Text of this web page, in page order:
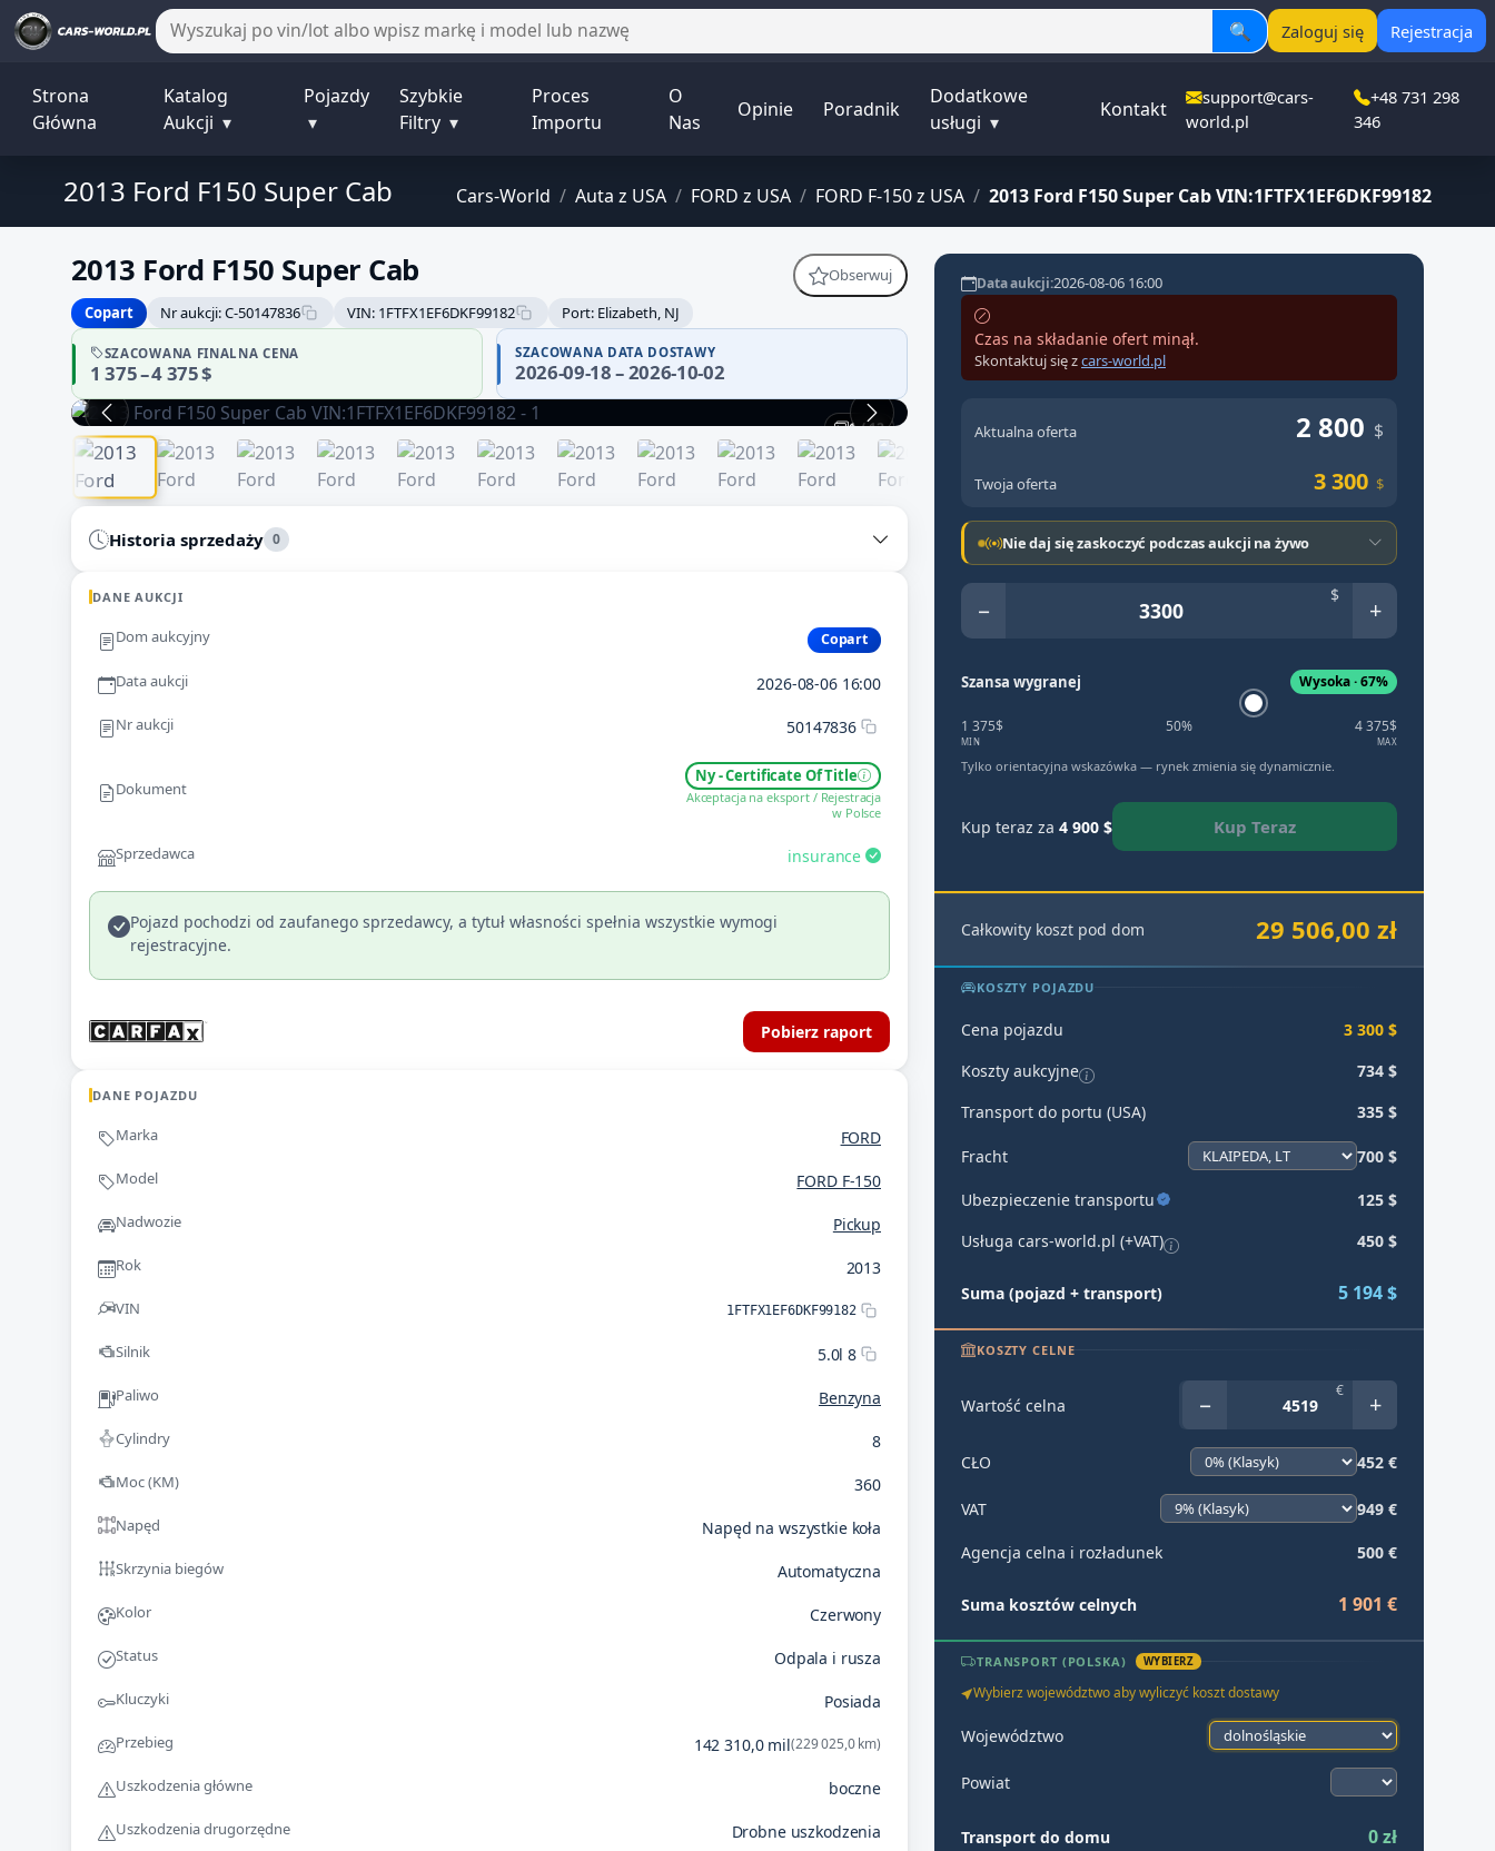
🔍 Zaloguj się Rejestracja
Strona
Główna
Katalog
Aukcji ▾
Pojazdy
▾
Szybkie
Filtry ▾
Proces
Importu
O
Nas
Opinie Poradnik
Dodatkowe
usługi ▾
Kontakt
support@cars-
world.pl
+48 731 298
346
Cars-World / Auta z USA / FORD z USA / FORD F-150 z USA / 2013 Ford F150 Super Cab VIN:1FTFX1EF6DKF99182
2013 Ford F150 Super Cab
2013 Ford F150 Super Cab
Obserwuj
Copart
Nr aukcji: C-50147836 VIN: 1FTFX1EF6DKF99182 Port: Elizabeth, NJ
SZACOWANA FINALNA CENA
1 375 – 4 375 $
SZACOWANA DATA DOSTAWY
2026-09-18 – 2026-10-02
1 / 12
Historia sprzedaży 0
DANE AUKCJI
Dom aukcyjny Copart
Data aukcji 2026-08-06 16:00
Nr aukcji 50147836
Dokument
Ny - Certificate Of Title
Akceptacja na eksport / Rejestracja
w Polsce
Sprzedawca insurance
Pojazd pochodzi od zaufanego sprzedawcy, a tytuł własności spełnia wszystkie wymogi
rejestracyjne.
Pobierz raport
DANE POJAZDU
Marka FORD
Model FORD F-150
Nadwozie Pickup
Rok 2013
VIN 1FTFX1EF6DKF99182
Silnik 5.0l 8
Paliwo Benzyna
Cylindry 8
Moc (KM) 360
Napęd Napęd na wszystkie koła
Skrzynia biegów Automatyczna
Kolor Czerwony
Status Odpala i rusza
Kluczyki Posiada
Przebieg 142 310,0 mil(229 025,0 km)
Uszkodzenia główne boczne
Uszkodzenia drugorzędne Drobne uszkodzenia
Data aukcji:2026-08-06 16:00
Czas na składanie ofert minął.
Skontaktuj się zcars-world.pl
Aktualna oferta 2 800 $
Twoja oferta 3 300 $
Nie daj się zaskoczyć podczas aukcji na żywo
−
$
+
Szansa wygranej Wysoka · 67%
1 375$
MIN
50% 4 375$
MAX
Tylko orientacyjna wskazówka — rynek zmienia się dynamicznie.
Kup teraz za 4 900 $ Kup Teraz
Całkowity koszt pod dom 29 506,00 zł
KOSZTY POJAZDU
Cena pojazdu
3 300 $
Koszty aukcyjne
734 $
Transport do portu (USA)
335 $
Fracht 700 $
Ubezpieczenie transportu
125 $
Usługa cars-world.pl (+VAT)
450 $
Suma (pojazd + transport) 5 194 $
KOSZTY CELNE
Wartość celna − € +
CŁO 452 €
VAT 949 €
Agencja celna i rozładunek 500 €
Suma kosztów celnych 1 901 €
TRANSPORT (POLSKA) WYBIERZ
Wybierz województwo aby wyliczyć koszt dostawy
Województwo
Powiat
Transport do domu 0 zł